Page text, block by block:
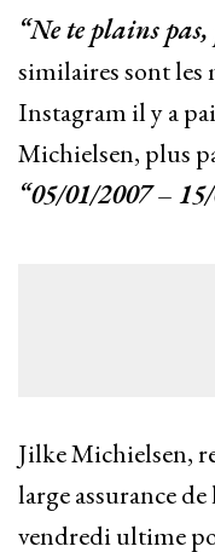
“Ne te plains
similaires sont les
Instagram il y a
Michielsen, plus
“05/01/2007 –
Jilke Michielsen,
large assurance
vendredi ultime